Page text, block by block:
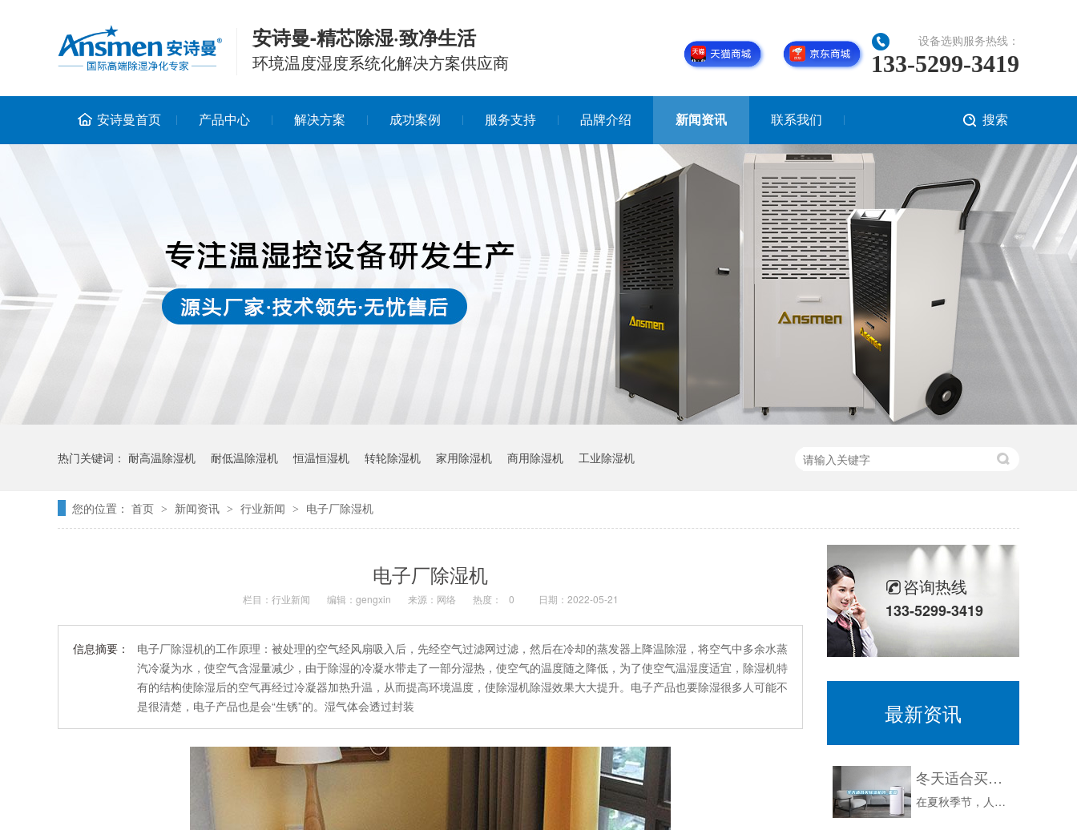
搜索
安诗曼-精芯除湿·致净生活
环境温度湿度系统化解决方案供应商
设备选购服务热线：
133-5299-3419
安诗曼首页 产品中心 解决方案 成功案例 服务支持 品牌介绍 新闻资讯 联系我们
热门关键词： 耐高温除湿机 耐低温除湿机 恒温恒湿机 转轮除湿机 家用除湿机 商用除湿机 工业除湿机
您的位置： 首页 > 新闻资讯 > 行业新闻 > 电子厂除湿机
电子厂除湿机
栏目： 行业新闻 编辑：gengxin 来源：网络 热度： 0 日期：2022-05-21
信息摘要：
电子厂除湿机的工作原理：被处理的空气经风扇吸入后，先经空气过滤网过滤，然后在冷却的蒸发器上降温除湿，将空气中多余水蒸
汽冷凝为水，使空气含湿量减少，由于除湿的冷凝水带走了一部分湿热，使空气的温度随之降低，为了使空气温湿度适宜，除湿机特
有的结构使除湿后的空气再经过冷凝器加热升温，从而提高环境温度，使除湿机除湿效果大大提升。电子产品也要除湿很多人可能不
是很清楚，电子产品也是会“生锈”的。湿气体会透过封装
咨询热线
133-5299-3419
最新资讯
冬天适合买除湿机吗_重复
在夏秋季节，人们最苦恼的便是家里潮湿，造成衣物、书籍都受潮，霉变，给生活带来了很大的不便。从而使得除湿机成了人们热捧的电器。随着秋冬季节的到...